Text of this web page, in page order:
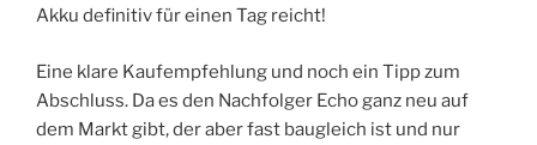
Akku definitiv für einen Tag reicht!
Eine klare Kaufempfehlung und noch ein Tipp zum
Abschluss. Da es den Nachfolger Echo ganz neu auf
dem Markt gibt, der aber fast baugleich ist und nur